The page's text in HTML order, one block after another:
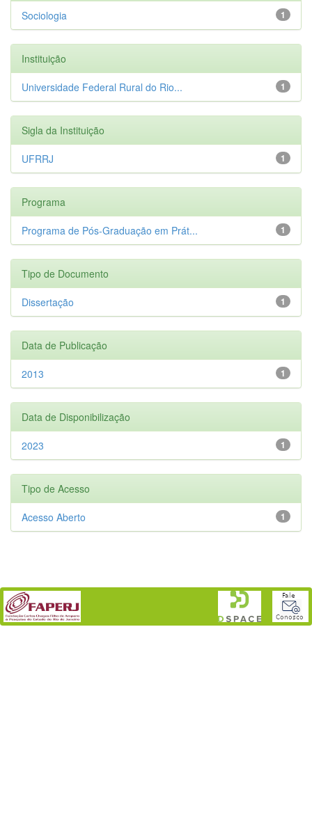
1
Sociologia
Instituição
1
Universidade Federal Rural do Rio...
Sigla da Instituição
1
UFRRJ
Programa
1
Programa de Pós-Graduação em Prát...
Tipo de Documento
1
Dissertação
Data de Publicação
1
2013
Data de Disponibilização
1
2023
Tipo de Acesso
1
Acesso Aberto